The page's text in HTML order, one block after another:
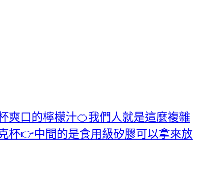
爽口的檸檬汁🍊我們人就是這麼複雜
杯👉中間的是食用級矽膠可以拿來放